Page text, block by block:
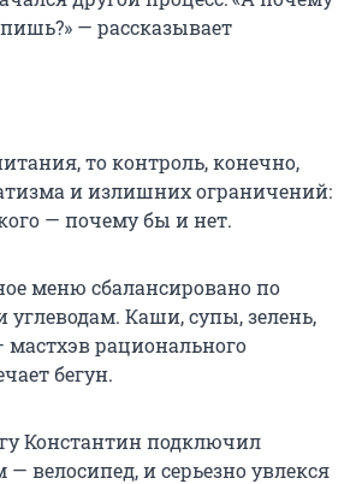
— рассказывает
то контроль, конечно,
и излишних ограничений:
— почему бы и нет.
меню сбалансировано по
Каши, супы, зелень,
рационального
бегун.
Константин подключил
велосипед, и серьезно увлекся